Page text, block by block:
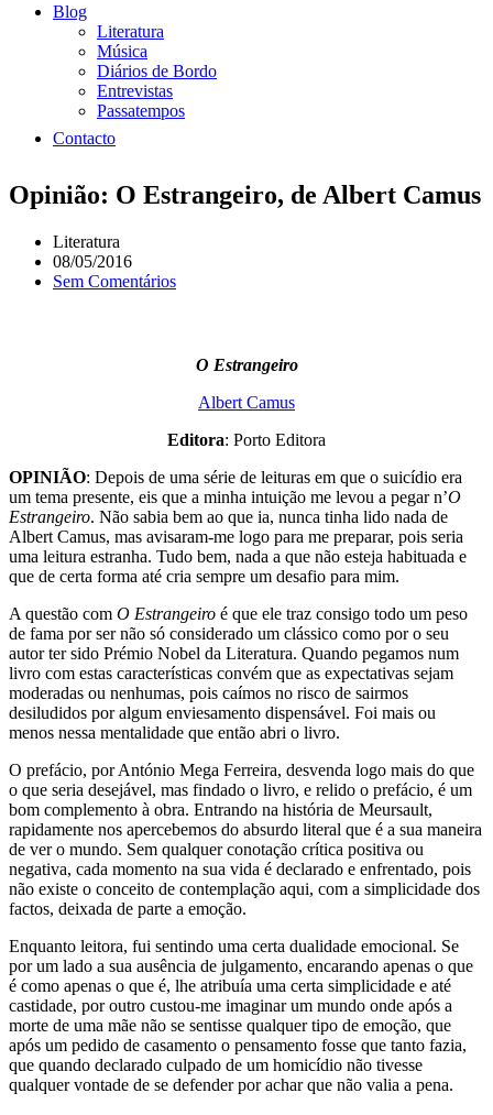
Blog
Literatura
Música
Diários de Bordo
Entrevistas
Passatempos
Contacto
Opinião: O Estrangeiro, de Albert Camus
Literatura
08/05/2016
Sem Comentários
O Estrangeiro
Albert Camus
Editora: Porto Editora
OPINIÃO: Depois de uma série de leituras em que o suicídio era
um tema presente, eis que a minha intuição me levou a pegar n’O
Estrangeiro. Não sabia bem ao que ia, nunca tinha lido nada de
Albert Camus, mas avisaram-me logo para me preparar, pois seria
uma leitura estranha. Tudo bem, nada a que não esteja habituada e
que de certa forma até cria sempre um desafio para mim.
A questão com O Estrangeiro é que ele traz consigo todo um peso
de fama por ser não só considerado um clássico como por o seu
autor ter sido Prémio Nobel da Literatura. Quando pegamos num
livro com estas características convém que as expectativas sejam
moderadas ou nenhumas, pois caímos no risco de sairmos
desiludidos por algum enviesamento dispensável. Foi mais ou
menos nessa mentalidade que então abri o livro.
O prefácio, por António Mega Ferreira, desvenda logo mais do que
o que seria desejável, mas findado o livro, e relido o prefácio, é um
bom complemento à obra. Entrando na história de Meursault,
rapidamente nos apercebemos do absurdo literal que é a sua maneira
de ver o mundo. Sem qualquer conotação crítica positiva ou
negativa, cada momento na sua vida é declarado e enfrentado, pois
não existe o conceito de contemplação aqui, com a simplicidade dos
factos, deixada de parte a emoção.
Enquanto leitora, fui sentindo uma certa dualidade emocional. Se
por um lado a sua ausência de julgamento, encarando apenas o que
é como apenas o que é, lhe atribuía uma certa simplicidade e até
castidade, por outro custou-me imaginar um mundo onde após a
morte de uma mãe não se sentisse qualquer tipo de emoção, que
após um pedido de casamento o pensamento fosse que tanto fazia,
que quando declarado culpado de um homicídio não tivesse
qualquer vontade de se defender por achar que não valia a pena.